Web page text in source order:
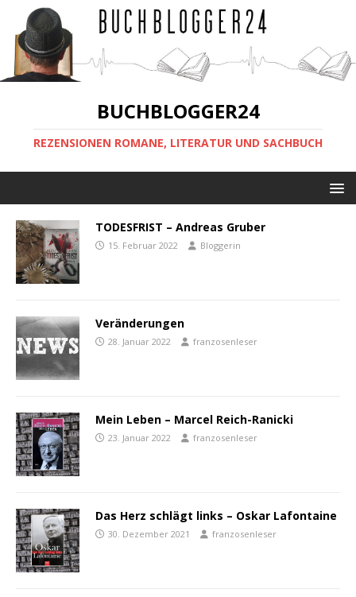
BUCHBLOGGER24
REZENSIONEN ROMANE, LITERATUR UND SACHBUCH
TODESFRIST – Andreas Gruber
15. Februar 2022 Bloggerin
Veränderungen
28. Januar 2022 franzosenleser
Mein Leben – Marcel Reich-Ranicki
23. Januar 2022 franzosenleser
Das Herz schlägt links – Oskar Lafontaine
30. Dezember 2021 franzosenleser